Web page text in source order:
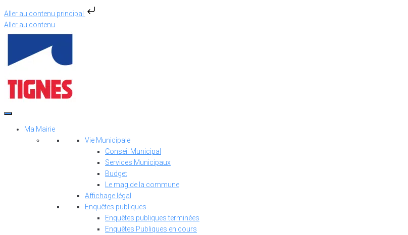
Aller au contenu principal
Aller au contenu
Ma Mairie
Vie Municipale
Conseil Municipal
Services Municipaux
Budget
Le mag de la commune
Affichage légal
Enquêtes publiques
Enquêtes publiques terminées
Enquêtes Publiques en cours